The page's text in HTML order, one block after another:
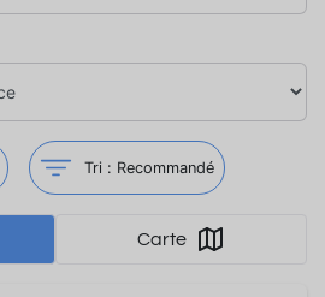
Tri : Recommandé
Carte